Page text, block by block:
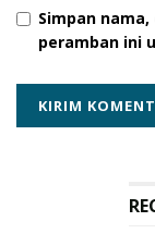
Simpan
peramban ini